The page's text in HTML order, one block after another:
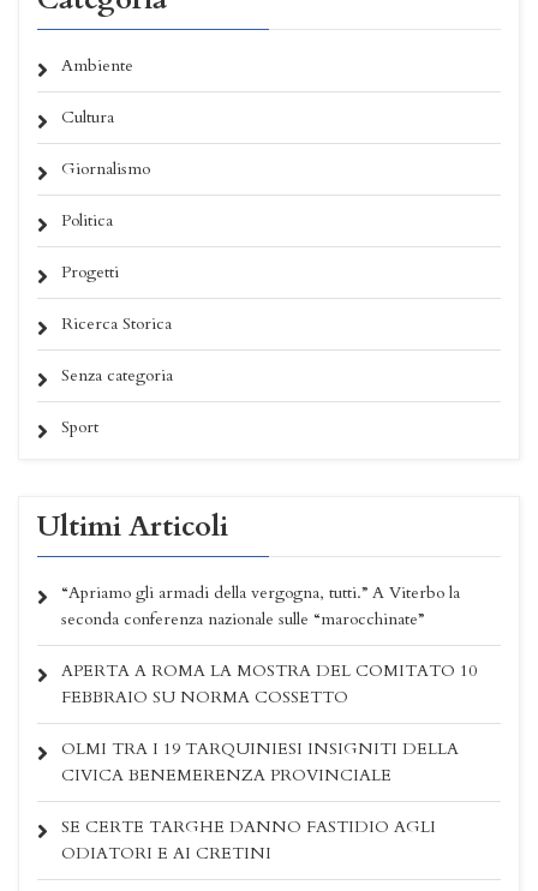
Ambiente
Cultura
Giornalismo
Politica
Progetti
Ricerca Storica
Senza categoria
Sport
Ultimi Articoli
“Apriamo gli armadi della vergogna, tutti.” A Viterbo la
seconda conferenza nazionale sulle “marocchinate”
APERTA A ROMA LA MOSTRA DEL COMITATO 10
FEBBRAIO SU NORMA COSSETTO
OLMI TRA I 19 TARQUINIESI INSIGNITI DELLA
CIVICA BENEMERENZA PROVINCIALE
SE CERTE TARGHE DANNO FASTIDIO AGLI
ODIATORI E AI CRETINI